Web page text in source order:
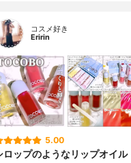
コスメ好き
Eririn
5.00
ロップのようなリップオイル